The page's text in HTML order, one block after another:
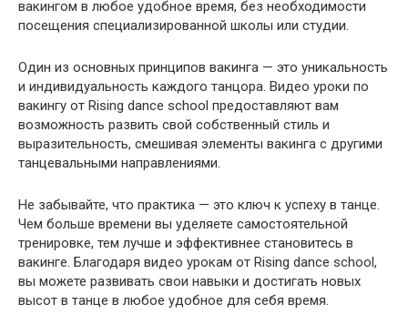
вакингом в любое удобное время, без необходимости
посещения специализированной школы или студии.
Один из основных принципов вакинга — это уникальность
и индивидуальность каждого танцора. Видео уроки по
вакингу от Rising dance school предоставляют вам
возможность развить свой собственный стиль и
выразительность, смешивая элементы вакинга с другими
танцевальными направлениями.
Не забывайте, что практика — это ключ к успеху в танце.
Чем больше времени вы уделяете самостоятельной
тренировке, тем лучше и эффективнее становитесь в
вакинге. Благодаря видео урокам от Rising dance school,
вы можете развивать свои навыки и достигать новых
высот в танце в любое удобное для себя время.